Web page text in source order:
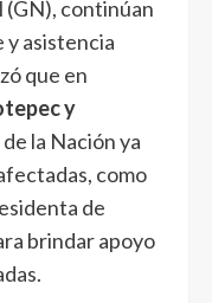
(GN), continúan
y asistencia
que en
y
la Nación ya
como
de
brindar apoyo